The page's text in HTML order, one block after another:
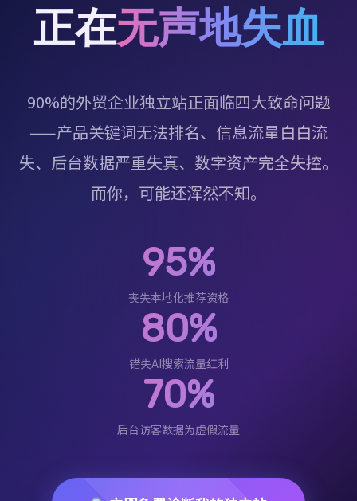
正在无声地失血
90%的外贸企业独立站正面临四大致命问题
——产品关键词无法排名、信息流量白白流
失、后台数据严重失真、数字资产完全失控。
而你，可能还浑然不知。
95%
丧失本地化推荐资格
80%
错失AI搜索流量红利
70%
后台访客数据为虚假流量